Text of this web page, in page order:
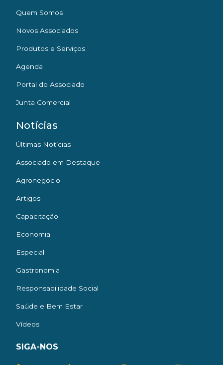
Quem Somos
Novos Associados
Produtos e Serviços
Agenda
Portal do Associado
Junta Comercial
Notícias
Últimas Notícias
Associado em Destaque
Agronegócio
Artigos
Capacitação
Economia
Especial
Gastronomia
Responsabilidade Social
Saúde e Bem Estar
Vídeos
SIGA-NOS